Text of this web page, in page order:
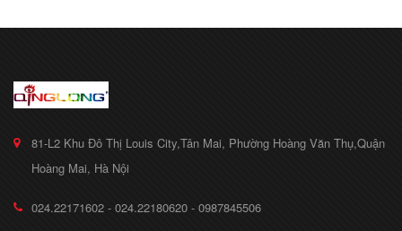
81-L2 Khu Đô Thị Louis City,Tân Mai, Phường Hoàng Văn Thụ,Quận
Hoàng Mai, Hà Nội
024.22171602 - 024.22180620 - 0987845506